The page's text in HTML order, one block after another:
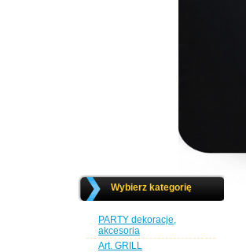
Wybierz kategorię
PARTY dekoracje,
akcesoria
Art. GRILL